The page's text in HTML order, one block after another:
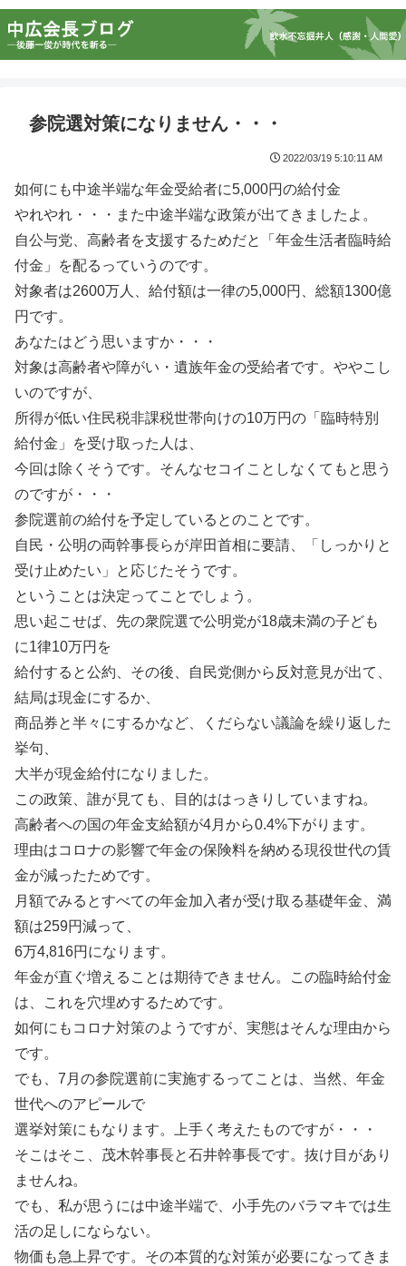
参院選対策になりません・・・
2022/03/19 5:10:11 AM
如何にも中途半端な年金受給者に5,000円の給付金
やれやれ・・・また中途半端な政策が出てきましたよ。
自公与党、高齢者を支援するためだと「年金生活者臨時給
付金」を配るっていうのです。
対象者は2600万人、給付額は一律の5,000円、総額1300億
円です。
あなたはどう思いますか・・・
対象は高齢者や障がい・遺族年金の受給者です。ややこし
いのですが、
所得が低い住民税非課税世帯向けの10万円の「臨時特別
給付金」を受け取った人は、
今回は除くそうです。そんなセコイことしなくてもと思う
のですが・・・
参院選前の給付を予定しているとのことです。
自民・公明の両幹事長らが岸田首相に要請、「しっかりと
受け止めたい」と応じたそうです。
ということは決定ってことでしょう。
思い起こせば、先の衆院選で公明党が18歳未満の子ども
に1律10万円を
給付すると公約、その後、自民党側から反対意見が出て、
結局は現金にするか、
商品券と半々にするかなど、くだらない議論を繰り返した
挙句、
大半が現金給付になりました。
この政策、誰が見ても、目的ははっきりしていますね。
高齢者への国の年金支給額が4月から0.4%下がります。
理由はコロナの影響で年金の保険料を納める現役世代の賃
金が減ったためです。
月額でみるとすべての年金加入者が受け取る基礎年金、満
額は259円減って、
6万4,816円になります。
年金が直ぐ増えることは期待できません。この臨時給付金
は、これを穴埋めするためです。
如何にもコロナ対策のようですが、実態はそんな理由から
です。
でも、7月の参院選前に実施するってことは、当然、年金
世代へのアピールで
選挙対策にもなります。上手く考えたものですが・・・
そこはそこ、茂木幹事長と石井幹事長です。抜け目があり
ませんね。
でも、私が思うには中途半端で、小手先のバラマキでは生
活の足しにならない。
物価も急上昇です。その本質的な対策が必要になってきま